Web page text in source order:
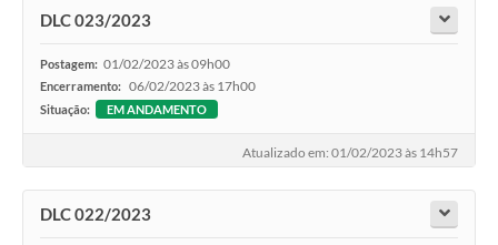
DLC 023/2023
Postagem: 01/02/2023 às 09h00
Encerramento: 06/02/2023 às 17h00
Situação: EM ANDAMENTO
Atualizado em: 01/02/2023 às 14h57
DLC 022/2023